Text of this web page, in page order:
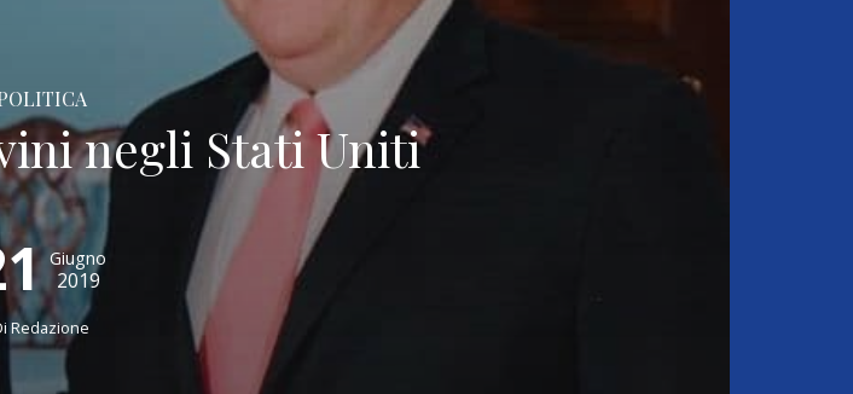
negli Stati Uniti
Giugno
2019
Redazione